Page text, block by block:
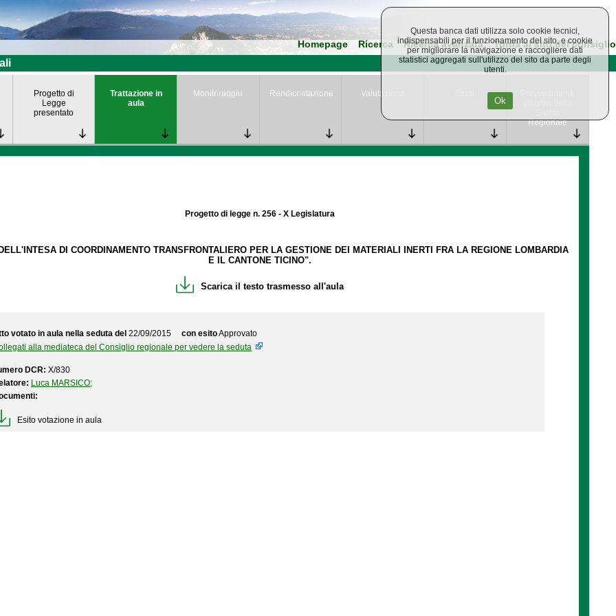
Homepage Ricerca Ricerca avanzata Torna al sito del consiglio
Progetto di
Legge
presentato
Trattazione in
aula
Monitoraggio Rendicontazione Valutazione
Regionale
Progetto di legge n. 256 - X Legislatura
DI COORDINAMENTO TRANSFRONTALIERO PER LA GESTIONE DEI MATERIALI INERTI FRA LA REGIONE LOMBARDIA
E IL CANTONE TICINO".
Scarica il testo trasmesso all'aula
votato in aula nella seduta del 22/09/2015 con esitoApprovato
alla mediateca del Consiglio regionale per vedere la seduta
DCR: X/830
Luca MARSICO;
Esito votazione in aula
Questa banca dati utilizza solo cookie tecnici,
indispensabili per il funzionamento del sito, e cookie
per migliorare la navigazione e raccogliere dati
statistici aggregati sull'utilizzo del sito da parte degli
utenti.
Ok